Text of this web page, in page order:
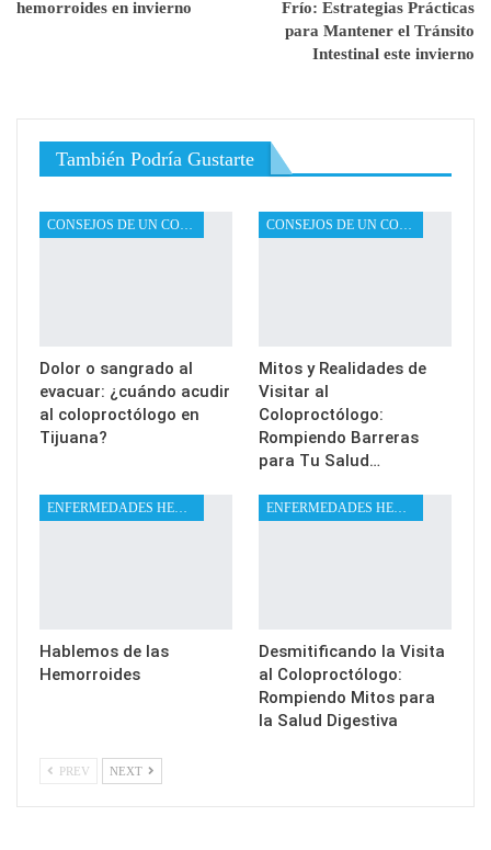
hemorroides en invierno
Frío: Estrategias Prácticas
para Mantener el Tránsito
Intestinal este invierno
También Podría Gustarte
Dolor o sangrado al
evacuar: ¿cuándo acudir
al coloproctólogo en
Tijuana?
Mitos y Realidades de
Visitar al
Coloproctólogo:
Rompiendo Barreras
para Tu Salud…
ENFERMEDADES HEMORROIDALES
Hablemos de las
Hemorroides
ENFERMEDADES HEMORROIDALES
Desmitificando la Visita
al Coloproctólogo:
Rompiendo Mitos para
la Salud Digestiva
PREV NEXT